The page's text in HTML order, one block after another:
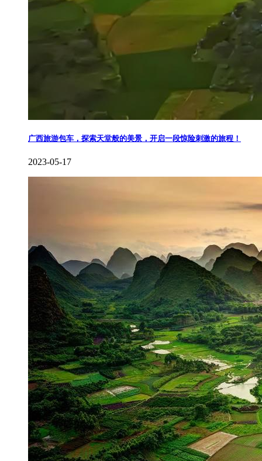
广西旅游包车，探索天堂般的美景，开启一段惊险刺激的旅程！
2023-05-17